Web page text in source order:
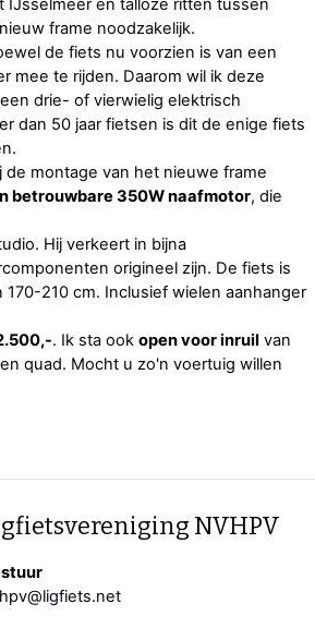
IJsselmeer en talloze ritten tussen
frame noodzakelijk.
de fiets nu voorzien is van een
mee te rijden. Daarom wil ik deze
drie- of vierwielig elektrisch
dan 50 jaar fietsen is dit de enige fiets
montage van het nieuwe frame
betrouwbare 350W naafmotor, die
Hij verkeert in bijna
origineel zijn. De fiets is
210 cm. Inclusief wielen aanhanger
. Ik sta ook open voor inruil van
quad. Mocht u zo'n voertuig willen
NVHPV